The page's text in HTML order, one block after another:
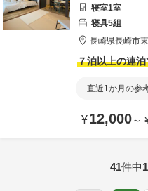
寝室1室
寝具5組
長崎県長崎市
７泊以上の連泊
直近1か月の参
¥12,000～
41件中